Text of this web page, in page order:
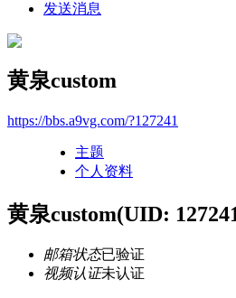
发送消息
黄泉custom
https://bbs.a9vg.com/?127241
主题
个人资料
黄泉custom(UID:
邮箱状态已验证
视频认证未认证